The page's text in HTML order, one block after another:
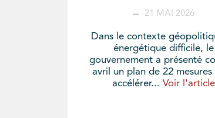
21 MAI 2026
Dans le contexte
énergétique difficile, le
gouvernement a présenté
avril un plan de 22 mesures
accélérer...Voir l'article